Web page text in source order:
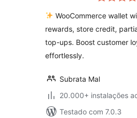
WooCommerce wallet
rewards, store credit,
top-ups. Boost customer
effortlessly.
Subrata Mal
20.000+ instalações
Testado com 7.0.3